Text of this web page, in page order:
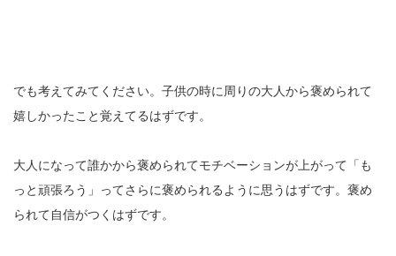
でも考えてみてください。子供の時に周りの大人から褒められて
嬉しかったこと覚えてるはずです。
大人になって誰かから褒められてモチベーションが上がって「も
っと頑張ろう」ってさらに褒められるように思うはずです。褒め
られて自信がつくはずです。